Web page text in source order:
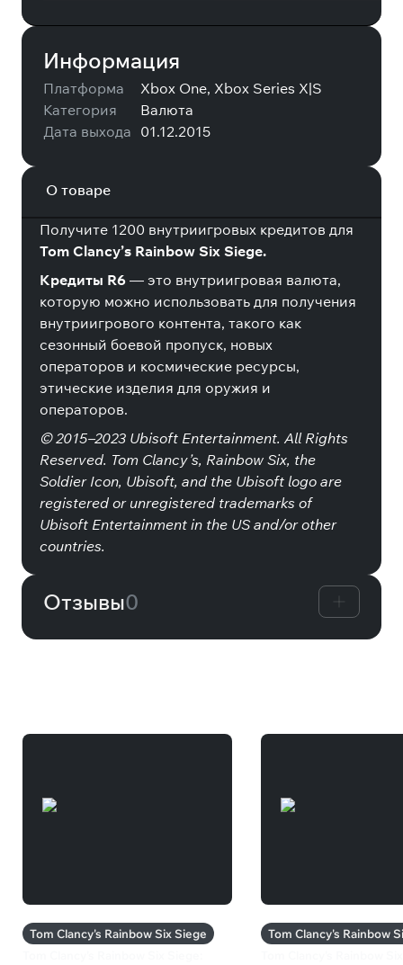
Информация
Платформа
Xbox One, Xbox Series X|S
Категория
Валюта
Дата выхода 01.12.2015
О товаре
Получите 1200 внутриигровых кредитов для
Tom Clancy’s Rainbow Six Siege.
Кредиты R6 — это внутриигровая валюта,
которую можно использовать для получения
внутриигрового контента, такого как
сезонный боевой пропуск, новых
операторов и космические ресурсы,
этические изделия для оружия и
операторов.
© 2015–2023 Ubisoft Entertainment. All Rights
Reserved. Tom Clancy’s, Rainbow Six, the
Soldier Icon, Ubisoft, and the Ubisoft logo are
registered or unregistered trademarks of
Ubisoft Entertainment in the US and/or other
countries.
Отзывы0
Tom Clancy's Rainbow Six Siege
Tom Clancy's Rainbow